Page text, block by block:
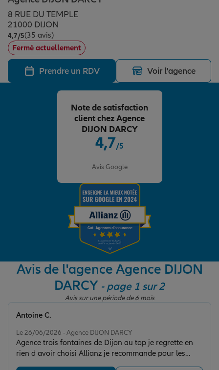
Assurance emprunteur
Prévoyance et dépendance
Assurance animal de compagnie
Protection de la famille
Protection juridique
Épargne & retraite
Plan épargne retraite
Assurance vie
Placements financiers
Investissements immobiliers
Transmission
Vos projets
Partir en vacances
Départ à la retraite
Préparer l’avenir
Conseil assurance
Assurance habitation
Le Pack Famille
Garantie des accidents de la vie
Assurance scolaire
Retraite
Allianz en France
8 RUE DU TEMPLE
21000 DIJON
4,7/5Note de 4.7 sur 5
(35 avis)
Fermé actuellement
Prendre un RDV Voir l'agence
4,7/5
Avis Google
Note de satisfaction
client chez Agence
DIJON DARCY
Avis de l'agence Agence DIJON
DARCY - page 1 sur 2
Avis sur une période de 6 mois
Le 26/06/2026 - Agence DIJON DARCY
Agence trois fontaines de Dijon au top je regrette en
rien d avoir choisi Allianz je recommande pour les
nouveaux et les jeunes
Antoine C.